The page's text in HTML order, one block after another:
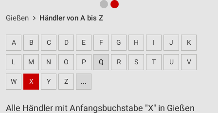
Gießen Händler von A bis Z
A B C D E F G H I J K
L M N O P Q R S T U V
W X Y Z ...
Alle Händler mit Anfangsbuchstabe "X" in Gießen